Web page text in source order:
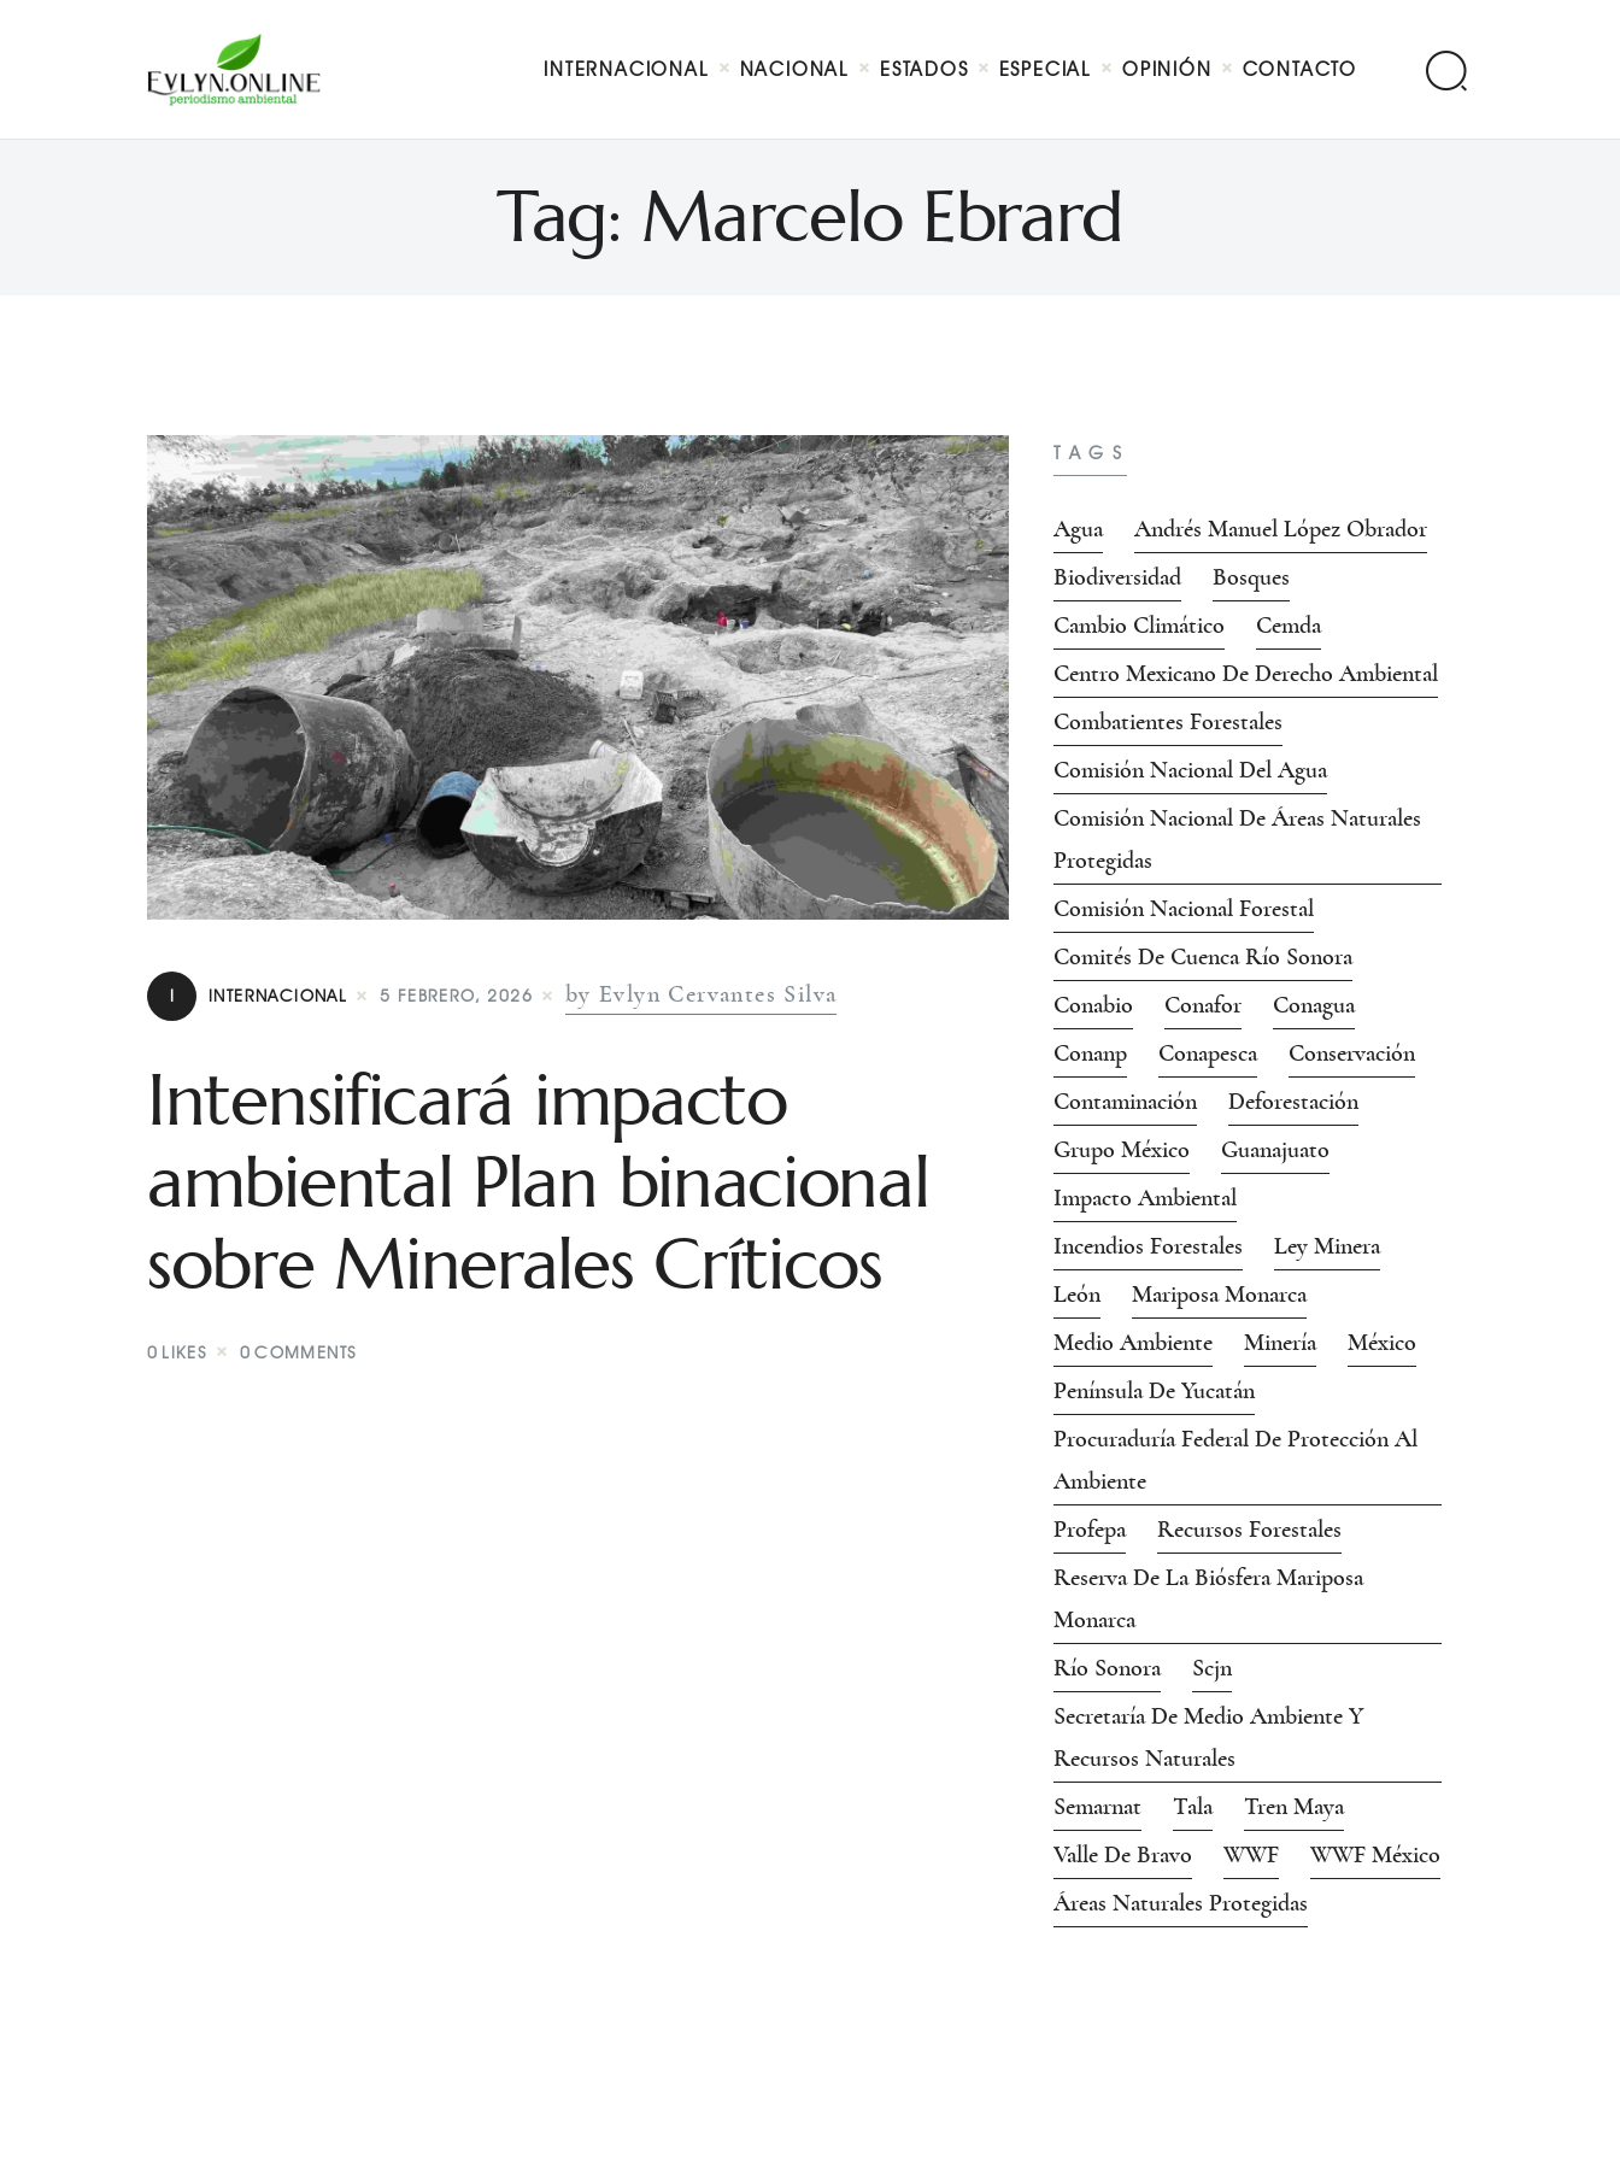
INTERNACIONAL NACIONAL ESTADOS ESPECIAL OPINIÓN CONTACTO
Tag: Marcelo Ebrard
Evlyn Online
Periodismo para autogobernarse
Nacional
Especial
Contacto
I INTERNACIONAL 5 FEBRERO, 2026 by Evlyn Cervantes Silva
Intensificará impacto
ambiental Plan binacional
sobre Minerales Críticos
0 LIKES 0 COMMENTS
TAGS
Agua
Andrés Manuel López Obrador
Biodiversidad
Bosques
Cambio Climático
Cemda
Centro Mexicano De Derecho Ambiental
Combatientes Forestales
Comisión Nacional Del Agua
Comisión Nacional De Áreas Naturales
Protegidas
Comisión Nacional Forestal
Comités De Cuenca Río Sonora
Conabio
Conafor
Conagua
Conanp
Conapesca
Conservación
Contaminación
Deforestación
Grupo México
Guanajuato
Impacto Ambiental
Incendios Forestales
Ley Minera
León
Mariposa Monarca
Medio Ambiente
Minería
México
Península De Yucatán
Procuraduría Federal De Protección Al
Ambiente
Profepa
Recursos Forestales
Reserva De La Biósfera Mariposa
Monarca
Río Sonora
Scjn
Secretaría De Medio Ambiente Y
Recursos Naturales
Semarnat
Tala
Tren Maya
Valle De Bravo
WWF
WWF México
Áreas Naturales Protegidas